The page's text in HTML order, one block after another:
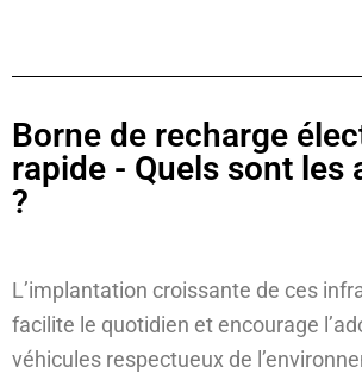
Borne de recharge
rapide - Quels sont les
?
L’implantation croissante de ces
facilite le quotidien et encourage
véhicules respectueux de